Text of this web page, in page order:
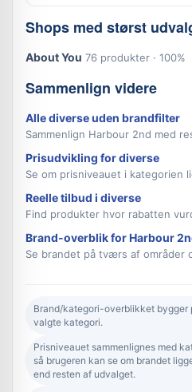
Shops med størst
About You 76 produkter · 100%
Sammenlign videre
Alle diverse uden brandfilter
Sammenlign Harbour 2nd med
Prisudvikling for diverse
Se om prisniveauet i kategorien
Reelle tilbud i diverse
Find produkter hvor rabatten
Brand-overblik for Harbour
Se brandet på tværs af områder
Brand/kategori-overblikket bygger
valgte kategori.
Prisniveauet sammenlignes med
så brugeren kan se om brandet
end resten af udvalget.